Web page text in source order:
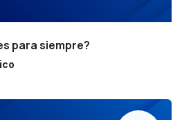
para siempre?